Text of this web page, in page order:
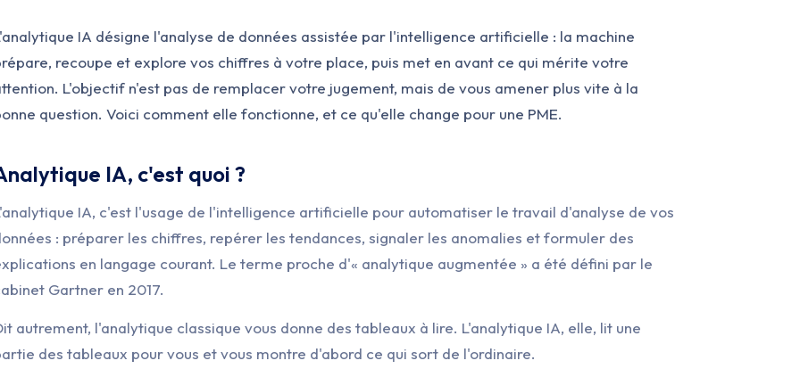
IA désigne l'analyse de données assistée par l'intelligence artificielle : la machine
recoupe et explore vos chiffres à votre place, puis met en avant ce qui mérite votre
L'objectif n'est pas de remplacer votre jugement, mais de vous amener plus vite à la
question. Voici comment elle fonctionne, et ce qu'elle change pour une PME.
IA, c'est quoi ?
IA, c'est l'usage de l'intelligence artificielle pour automatiser le travail d'analyse de vos
: préparer les chiffres, repérer les tendances, signaler les anomalies et formuler des
en langage courant. Le terme proche d'« analytique augmentée » a été défini par le
Gartner en 2017.
autrement, l'analytique classique vous donne des tableaux à lire. L'analytique IA, elle, lit une
des tableaux pour vous et vous montre d'abord ce qui sort de l'ordinaire.